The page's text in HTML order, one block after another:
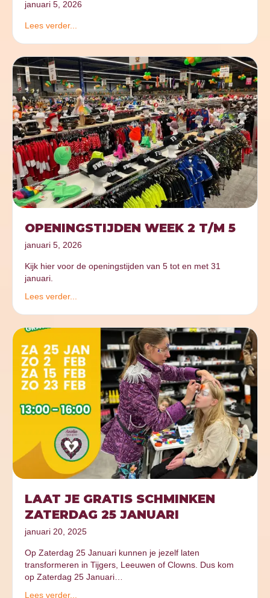
januari 5, 2026
Lees verder...
OPENINGSTIJDEN WEEK 2 T/M 5
januari 5, 2026
Kijk hier voor de openingstijden van 5 tot en met 31
januari.
Lees verder...
LAAT JE GRATIS SCHMINKEN
ZATERDAG 25 JANUARI
januari 20, 2025
Op Zaterdag 25 Januari kunnen je jezelf laten
transformeren in Tijgers, Leeuwen of Clowns. Dus kom
op Zaterdag 25 Januari…
Lees verder...